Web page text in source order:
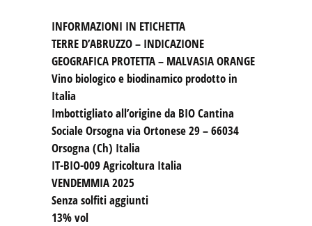
INFORMAZIONI IN ETICHETTA
TERRE D’ABRUZZO – INDICAZIONE
GEOGRAFICA PROTETTA – MALVASIA ORANGE
Vino biologico e biodinamico prodotto in
Italia
Imbottigliato all’origine da BIO Cantina
Sociale Orsogna via Ortonese 29 – 66034
Orsogna (Ch) Italia
IT-BIO-009 Agricoltura Italia
VENDEMMIA 2025
Senza solfiti aggiunti
13% vol